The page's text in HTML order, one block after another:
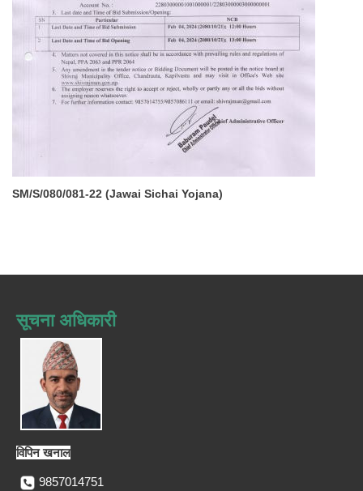
SM/S/080/081-22 (Jawai Sichai Yojana)
सूचना अधिकारी
विपिन खनाल
9857014751